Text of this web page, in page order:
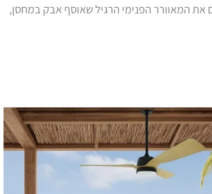
את המאוורר הפנימי הרגיל שאוסף אבק במחסן,